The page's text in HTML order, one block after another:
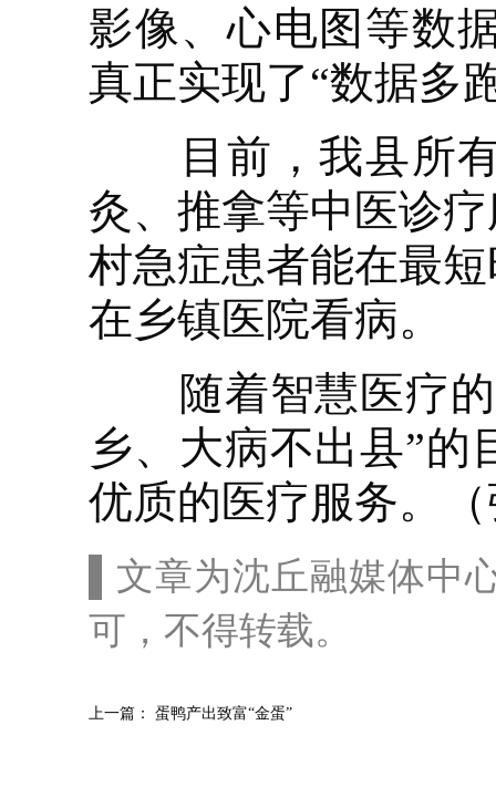
影像、心电图等数
真正实现了“数据多
目前，我县所有
灸、推拿等中医诊
村急症患者能在最
在乡镇医院看病。
随着智慧医疗的
乡、大病不出县”
优质的医疗服务。
▌文章为沈丘融媒体中
可，不得转载。
上一篇： 蛋鸭产出致富“金蛋”